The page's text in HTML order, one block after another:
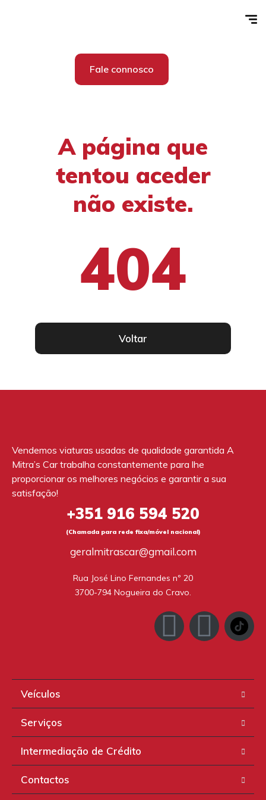
Fale connosco
A página que
tentou aceder
não existe.
404
Voltar
Vendemos viaturas usadas de qualidade garantida A
Mitra’s Car trabalha constantemente para lhe
proporcionar os melhores negócios e garantir a sua
satisfação!
+351 916 594 520
(Chamada para rede fixa/móvel nacional)
geralmitrascar@gmail.com
Rua José Lino Fernandes nº 20
3700-794 Nogueira do Cravo.
Veículos
Serviços
Intermediação de Crédito
Contactos